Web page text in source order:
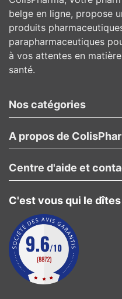
belge en ligne, propose
produits
parapharmaceutiques
à vos attentes en
santé.
Nos catégories
A propos de
C'est vous qui le dîtes
Centre d'aide et